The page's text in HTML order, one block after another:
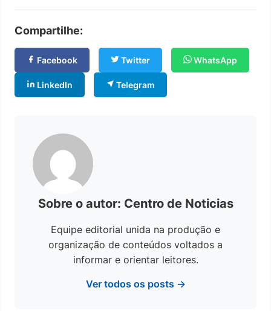
Compartilhe:
Facebook Twitter WhatsApp
LinkedIn Telegram
Sobre o autor: Centro de Noticias
Equipe editorial unida na produção e
organização de conteúdos voltados a
informar e orientar leitores.
Ver todos os posts →